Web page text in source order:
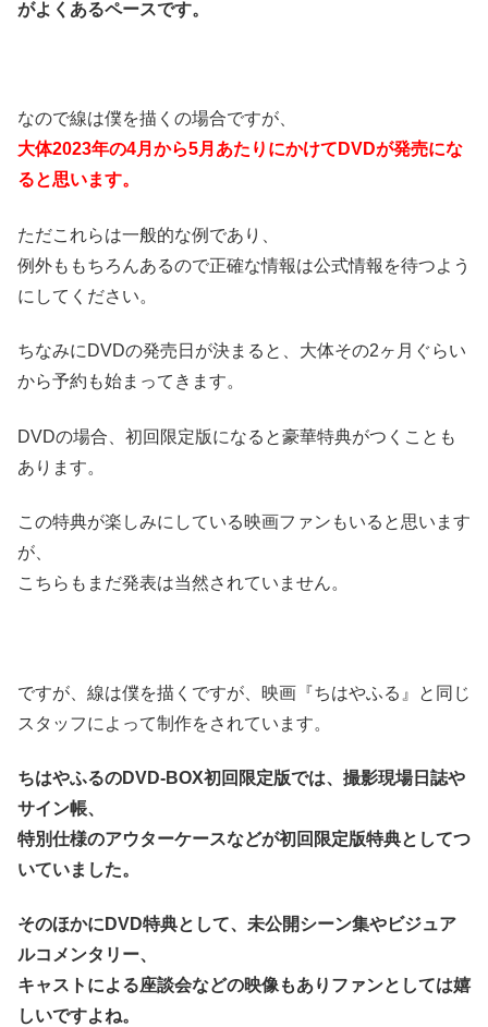
がよくあるペースです。
なので線は僕を描くの場合ですが、
大体2023年の4月から5月あたりにかけてDVDが発売にな
ると思います。
ただこれらは一般的な例であり、
例外ももちろんあるので正確な情報は公式情報を待つよう
にしてください。
ちなみにDVDの発売日が決まると、大体その2ヶ月ぐらい
から予約も始まってきます。
DVDの場合、初回限定版になると豪華特典がつくことも
あります。
この特典が楽しみにしている映画ファンもいると思います
が、
こちらもまだ発表は当然されていません。
ですが、線は僕を描くですが、映画『ちはやふる』と同じ
スタッフによって制作をされています。
ちはやふるのDVD-BOX初回限定版では、撮影現場日誌や
サイン帳、
特別仕様のアウターケースなどが初回限定版特典としてつ
いていました。
そのほかにDVD特典として、未公開シーン集やビジュア
ルコメンタリー、
キャストによる座談会などの映像もありファンとしては嬉
しいですよね。